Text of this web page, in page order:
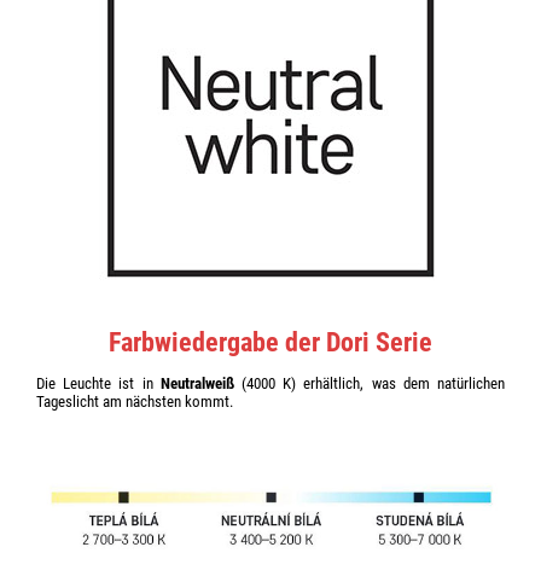
Farbwiedergabe der Dori Serie
Die Leuchte ist in Neutralweiß(4000 K) erhältlich, was dem natürlichen
Tageslicht am nächsten kommt.